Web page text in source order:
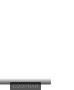
COMPRAR